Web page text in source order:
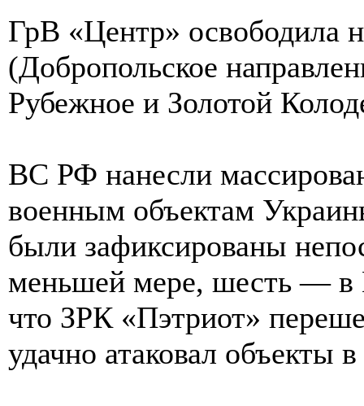
ГрВ «Центр» освободила
(Добропольское
Рубежное и Золотой
ВС РФ нанесли
военным объектам
были зафиксированы
меньшей мере, шесть — в
что ЗРК «Пэтриот»
удачно атаковал объекты